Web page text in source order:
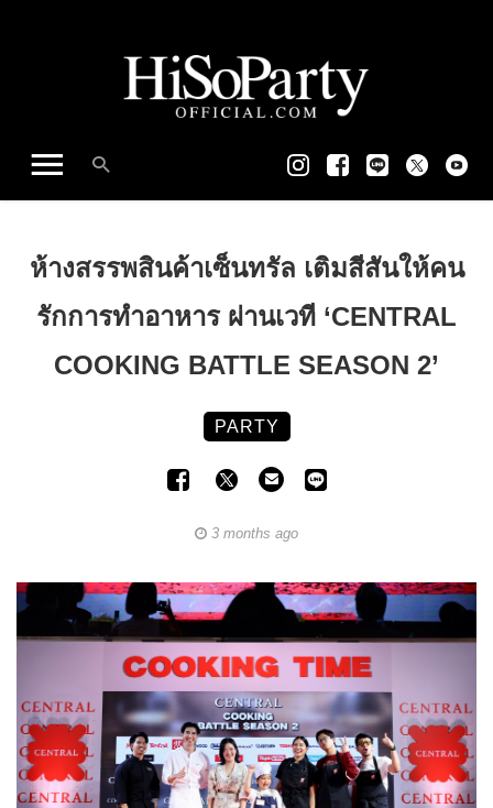
ห้างสรรพสินค้าเซ็นทรัล เติมสีสันให้คน
รักการทำอาหาร ผ่านเวที ‘CENTRAL
COOKING BATTLE SEASON 2’
PARTY
3 months ago